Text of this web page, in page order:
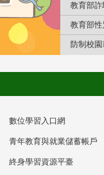
教育部
教育部
數位學習入口網
青年教育與就業儲蓄帳戶
終身學習資源平臺